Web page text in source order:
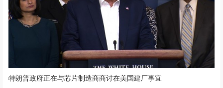
特朗普政府正在与芯片制造商商讨在美国建厂事宜